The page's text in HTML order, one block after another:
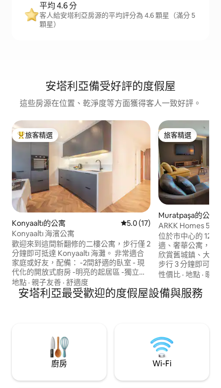
平均 4.6 分
客人給安塔利亞房源的平均評分為 4.6 顆星（滿分 5
顆星）
安塔利亞備受好評的度假屋
這些房源在位置、乾淨度等方面獲得客人一致好評。
旅客精選榜首
旅客精選
Konyaaltı的公寓 從 17 則評價中獲得 5.0 的平
5.0 (17)
Konyaaltı 海濱公寓
歡迎來到這間新翻修的二樓公寓，步行僅 2
分鐘即可抵達 Konyaaltı 海灘。 非常適合
家庭或好友，配備： -2間舒適的臥室 - 現
代化的開放式廚房 -明亮的起居區 -獨立的
陽台 黃金地段，您靠近： - Konyaaltı海灘
公園 -安塔利亞水族館 -杜登瀑布 -當地市
場和餐廳 為甚麼選擇這裏？ -步行2分鐘即
地點 · 親子友善 · 舒適度
旅客精選
旅客精選
Muratpaşa的公寓
ARKK Homes 5/2
2 分鐘路程
位於市中心的 120
適、奢華公寓，配
欣賞舊城鎮、大海
步行 3 分鐘即可抵
即可抵達碼頭，步
距離老城入口哈德
100 公尺。 距離懷
性價比 ·地點 · 暖氣
安塔利亞最受歡迎的度假屋設備與服務
廚房 Wi-Fi